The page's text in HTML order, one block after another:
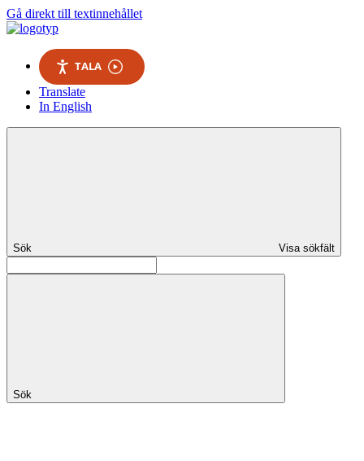
Gå direkt till textinnehållet
TALA
Translate
In English
Sök Visa sökfält
Sök